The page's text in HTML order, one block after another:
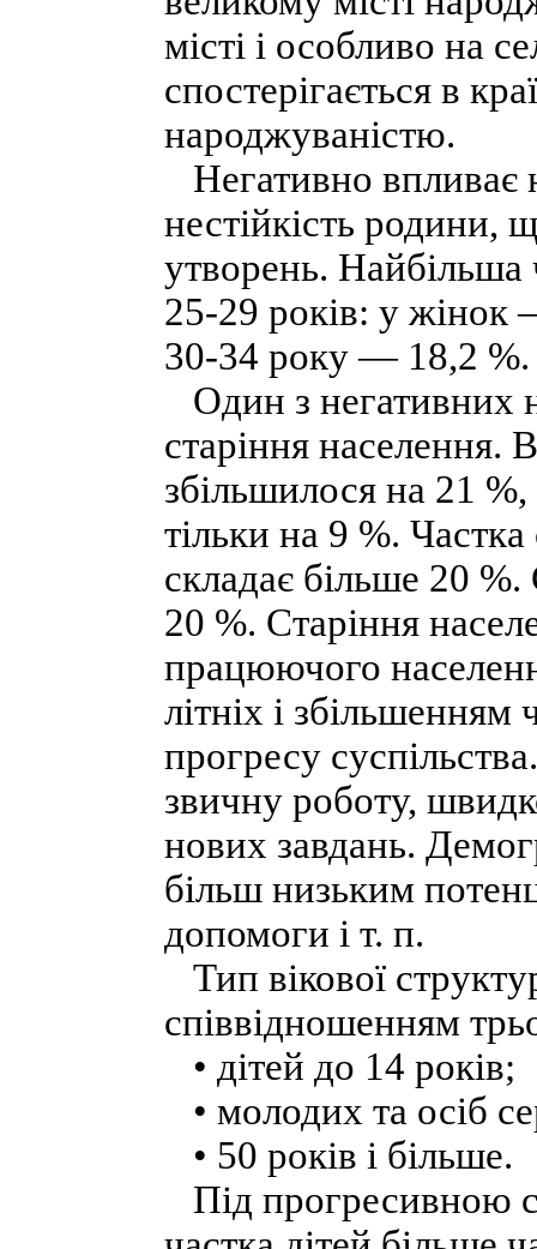
місті і особливо на
спостерігається в
народжуваністю.
Негативно впливає
нестійкість родини,
утворень. Найбільша
25-29 років: у жінок
30-34 року — 18,2 %.
Один з негативних
старіння населення.
збільшилося на 21
тільки на 9 %. Частка
складає більше 20
20 %. Старіння
працюючого
літніх і
прогресу
звичну роботу,
нових завдань.
більш низьким
допомоги і т. п.
Тип вікової
співвідношенням
• дітей до 14 років;
• молодих та осіб
• 50 років і більше.
Під прогресивною